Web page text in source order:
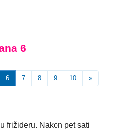
6
6 7 8 9 10 »
frižideru. Nakon pet sati